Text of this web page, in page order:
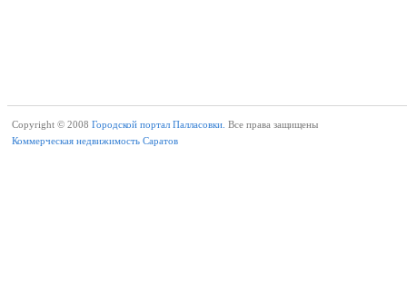
Copyright © 2008 Городской портал Палласовки. Все права защищены
Коммерческая недвижимость Саратов